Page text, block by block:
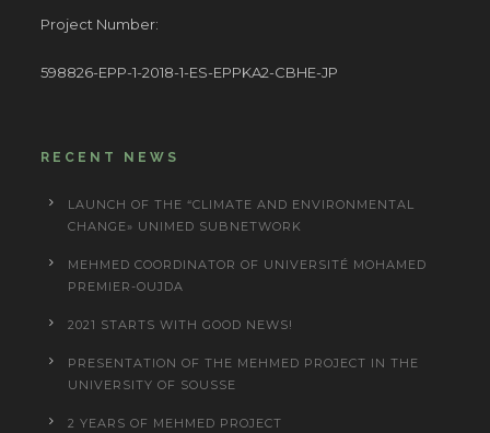
Project Number:
598826-EPP-1-2018-1-ES-EPPKA2-CBHE-JP
RECENT NEWS
LAUNCH OF THE “CLIMATE AND ENVIRONMENTAL
CHANGE» UNIMED SUBNETWORK
MEHMED COORDINATOR OF UNIVERSITÉ MOHAMED
PREMIER-OUJDA
2021 STARTS WITH GOOD NEWS!
PRESENTATION OF THE MEHMED PROJECT IN THE
UNIVERSITY OF SOUSSE
2 YEARS OF MEHMED PROJECT